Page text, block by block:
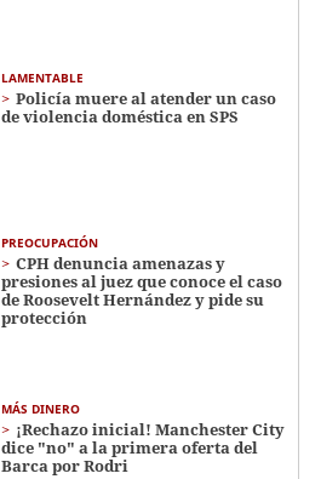
LAMENTABLE
Policía muere al atender un caso
de violencia doméstica en SPS
PREOCUPACIÓN
CPH denuncia amenazas y
presiones al juez que conoce el caso
de Roosevelt Hernández y pide su
protección
MÁS DINERO
¡Rechazo inicial! Manchester City
dice "no" a la primera oferta del
Barca por Rodri